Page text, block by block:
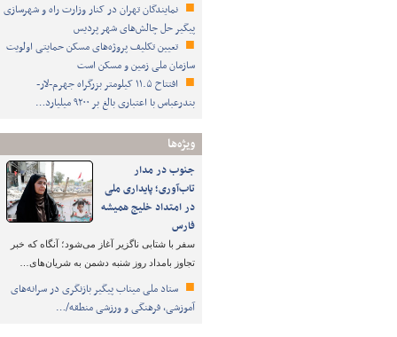
نمایندگان تهران در کنار وزارت راه و شهرسازی
پیگیر حل چالش‌های شهر پردیس
تعیین تکلیف پروژه‌های مسکن حمایتی اولویت
سازمان ملی زمین و مسکن است
افتتاح ۱۱.۵ کیلومتر بزرگراه جهرم-لار-
بندرعباس با اعتباری بالغ بر ۹۲۰۰ میلیارد…
ویژه‌ها
جنوب در مدار
تاب‌آوری؛ پایداری ملی
در امتداد خلیج همیشه
فارس
سفر با شتابی ناگزیر آغاز می‌شود؛ آنگاه که خبر
تجاوز بامداد روز شنبه دشمن به شریان‌های…
ستاد ملی میناب پیگیر بازنگری در سرانه‌های
آموزشی، فرهنگی و ورزشی منطقه/…